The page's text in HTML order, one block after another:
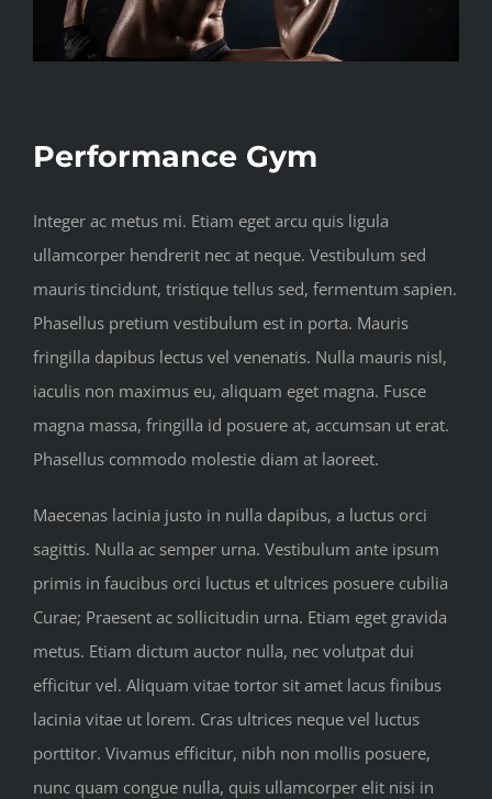
Performance Gym
Integer ac metus mi. Etiam eget arcu quis ligula
ullamcorper hendrerit nec at neque. Vestibulum sed
mauris tincidunt, tristique tellus sed, fermentum sapien.
Phasellus pretium vestibulum est in porta. Mauris
fringilla dapibus lectus vel venenatis. Nulla mauris nisl,
iaculis non maximus eu, aliquam eget magna. Fusce
magna massa, fringilla id posuere at, accumsan ut erat.
Phasellus commodo molestie diam at laoreet.
Maecenas lacinia justo in nulla dapibus, a luctus orci
sagittis. Nulla ac semper urna. Vestibulum ante ipsum
primis in faucibus orci luctus et ultrices posuere cubilia
Curae; Praesent ac sollicitudin urna. Etiam eget gravida
metus. Etiam dictum auctor nulla, nec volutpat dui
efficitur vel. Aliquam vitae tortor sit amet lacus finibus
lacinia vitae ut lorem. Cras ultrices neque vel luctus
porttitor. Vivamus efficitur, nibh non mollis posuere,
nunc quam congue nulla, quis ullamcorper elit nisi in